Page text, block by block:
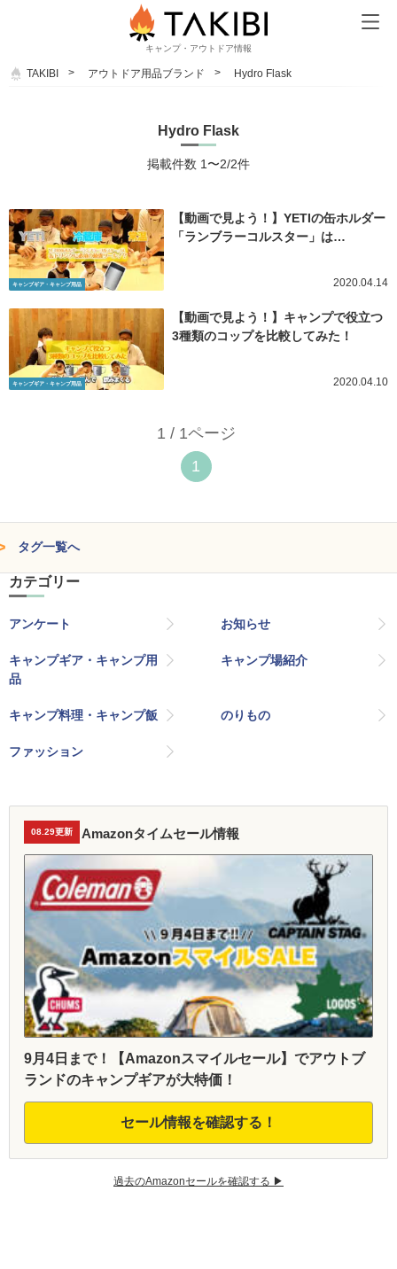
キャンプ・アウトドア情報
TAKIBI アウトドア用品ブランド Hydro Flask
Hydro Flask
掲載件数 1〜2/2件
キャンプギア・キャンプ用品
【動画で見よう！】YETIの缶ホルダー
「ランブラーコルスター」は…
2020.04.14
キャンプギア・キャンプ用品
【動画で見よう！】キャンプで役立つ
3種類のコップを比較してみた！
2020.04.10
1 / 1ページ
1
タグ一覧へ
カテゴリー
アンケート お知らせ
キャンプギア・キャンプ用
品
キャンプ場紹介
キャンプ料理・キャンプ飯 のりもの
ファッション
08.29更新 Amazonタイムセール情報
9月4日まで！【Amazonスマイルセール】でアウトブ
ランドのキャンプギアが大特価！
セール情報を確認する！
過去のAmazonセールを確認する ▶︎